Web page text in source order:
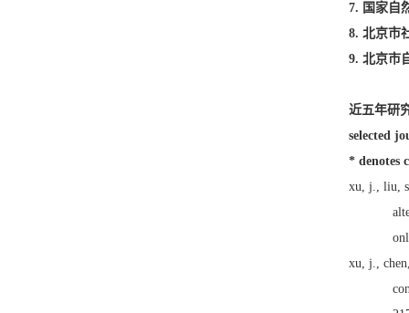
7. 国家自
8. 北京市
9. 北京市
近五年研
selected
* denotes
xu, j., liu,
xu, j.,